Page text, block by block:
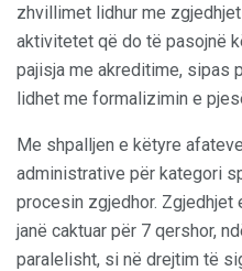
zhvillimet lidhur me
aktivitetet që do të pasojnë
pajisja me akreditime, sipas
lidhet me formalizimin e
Me shpalljen e këtyre
administrative për kategori
procesin zgjedhor. Zgjedhjet
janë caktuar për 7 qershor,
paralelisht, si në drejtim të